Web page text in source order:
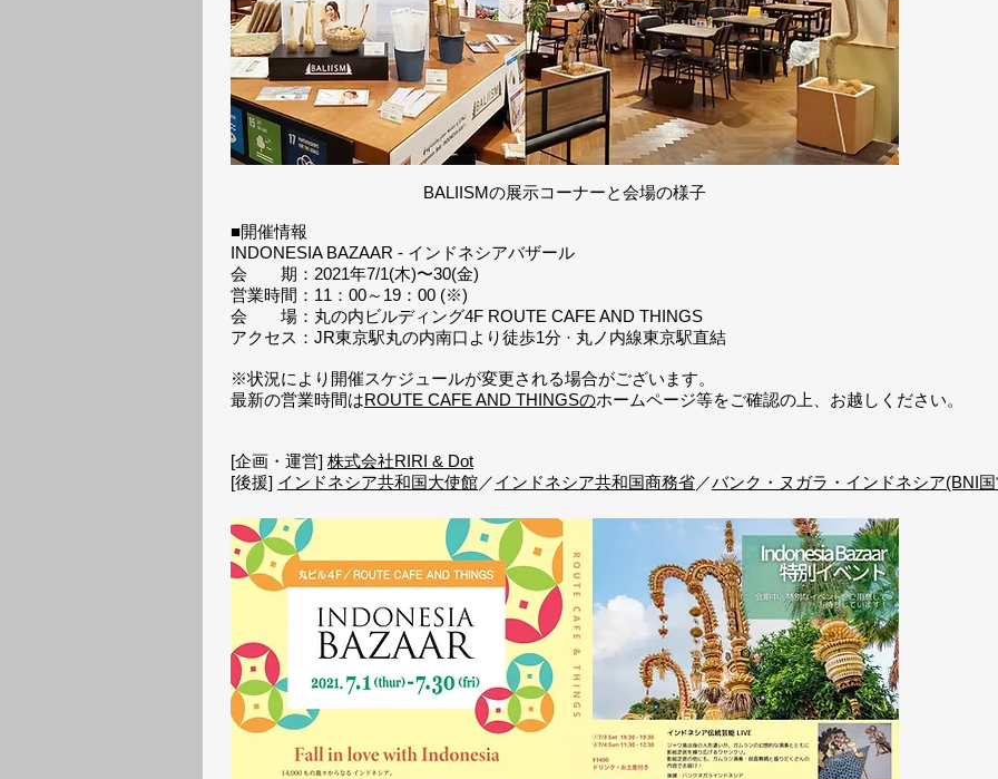
BALIISMの展示コーナーと会場の様子
■開催情報
INDONESIA BAZAAR - インドネシアバザール
会 期：2021年7/1(木)〜30(金)
営業時間：11：00～19：00 (※)
会 場：丸の内ビルディング4F ROUTE CAFE AND THINGS
アクセス：JR東京駅丸の内南口より徒歩1分 · 丸ノ内線東京駅直結
※状況により開催スケジュールが変更される場合がございます。
最新の営業時間はROUTE CAFE AND THINGSのホームページ等をご確認の上、お越しください。
[企画・運営] 株式会社RIRI & Dot
[後援] インドネシア共和国大使館／インドネシア共和国商務省／バンク・ヌガラ・インドネシア(BNI